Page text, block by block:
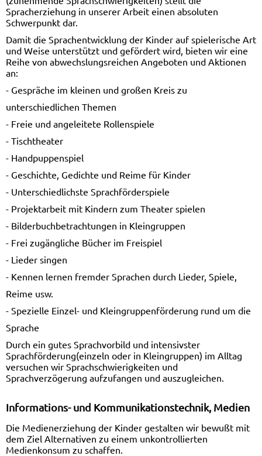
Spracherziehung in unserer Arbeit einen absoluten
Schwerpunkt dar.
Damit die Sprachentwicklung der Kinder auf spielerische Art
und Weise unterstützt und gefördert wird, bieten wir eine
Reihe von abwechslungsreichen Angeboten und Aktionen
an:
- Gespräche im kleinen und großen Kreis zu
unterschiedlichen Themen
- Freie und angeleitete Rollenspiele
- Tischtheater
- Handpuppenspiel
- Geschichte, Gedichte und Reime für Kinder
- Unterschiedlichste Sprachförderspiele
- Projektarbeit mit Kindern zum Theater spielen
- Bilderbuchbetrachtungen in Kleingruppen
- Frei zugängliche Bücher im Freispiel
- Lieder singen
- Kennen lernen fremder Sprachen durch Lieder, Spiele,
Reime usw.
- Spezielle Einzel- und Kleingruppenförderung rund um die
Sprache
Durch ein gutes Sprachvorbild und intensivster
Sprachförderung(einzeln oder in Kleingruppen) im Alltag
versuchen wir Sprachschwierigkeiten und
Sprachverzögerung aufzufangen und auszugleichen.
Informations- und Kommunikationstechnik, Medien
Die Medienerziehung der Kinder gestalten wir bewußt mit
dem Ziel Alternativen zu einem unkontrollierten
Medienkonsum zu schaffen.